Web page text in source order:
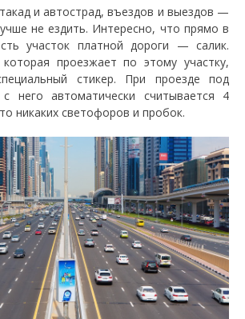
и автострад, въездов и выездов —
не ездить. Интересно, что прямо в
участок платной дороги — салик.
проезжает по этому участку,
стикер. При проезде под
него автоматически считывается 4
никаких светофоров и пробок.